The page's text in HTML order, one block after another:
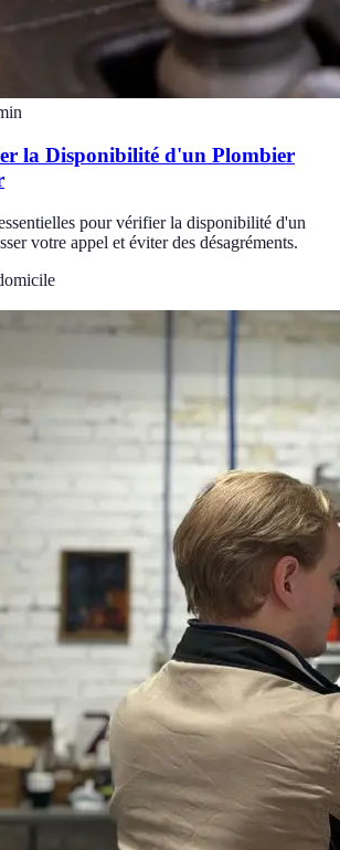
la Disponibilité d'un Plombier
pour vérifier la disponibilité d'un
votre appel et éviter des désagréments.